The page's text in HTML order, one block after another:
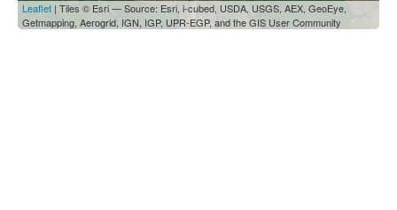
Leaflet | Tiles © Esri — Source: Esri, i-cubed, USDA, USGS, AEX, GeoEye,
Getmapping, Aerogrid, IGN, IGP, UPR-EGP, and the GIS User Community